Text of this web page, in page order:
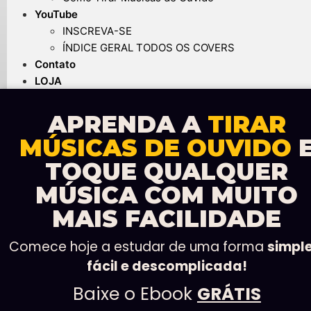
YouTube
INSCREVA-SE
ÍNDICE GERAL TODOS OS COVERS
Contato
LOJA
APRENDA A TIRAR
MÚSICAS DE OUVIDO
TOQUE QUALQUER
MÚSICA COM MUITO
MAIS FACILIDADE
Comece hoje a estudar de uma forma
fácil e descomplicada!
Baixe o Ebook GRÁTIS